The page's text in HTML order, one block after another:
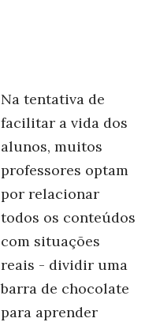
Na tentativa de
facilitar a vida dos
alunos, muitos
professores optam
por relacionar
todos os conteúdos
com situações
reais - dividir uma
barra de chocolate
para aprender